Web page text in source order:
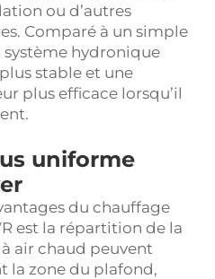
ou d’autres
Comparé à un simple
hydronique
stable et une
plus efficace lorsqu’il
uniforme
du chauffage
est la répartition de la
air chaud peuvent
la zone du plafond,